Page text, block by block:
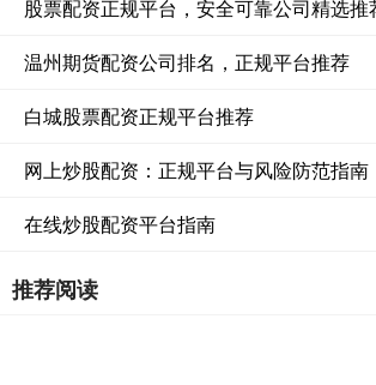
股票配资正规平台，安全可靠公司精选推
温州期货配资公司排名，正规平台推荐
白城股票配资正规平台推荐
网上炒股配资：正规平台与风险防范指南
在线炒股配资平台指南
推荐阅读